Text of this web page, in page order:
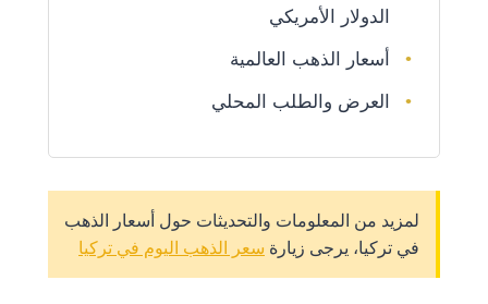
الدولار الأمريكي
أسعار الذهب العالمية
العرض والطلب المحلي
لمزيد من المعلومات والتحديثات حول أسعار الذهب
في تركيا، يرجى زيارة سعر الذهب اليوم في تركيا